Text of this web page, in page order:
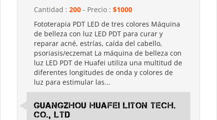
Cantidad : 200 - Precio : $1000
Fototerapia PDT LED de tres colores Máquina
de belleza con luz LED PDT para curar y
reparar acné, estrías, caída del cabello,
psoriasis/eczemat La máquina de belleza con
luz LED PDT de Huafei utiliza una multitud de
diferentes longitudes de onda y colores de
luz para estimular las...
Guangzhou Huafei Liton Tech.
Co., Ltd